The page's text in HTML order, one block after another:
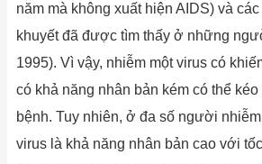
năm mà không xuất hiện AIDS) và
khuyết đã được tìm thấy ở những
1995). Vì vậy, nhiễm một virus có
có khả năng nhân bản kém có thể
bệnh. Tuy nhiên, ở đa số người
virus là khả năng nhân bản cao với